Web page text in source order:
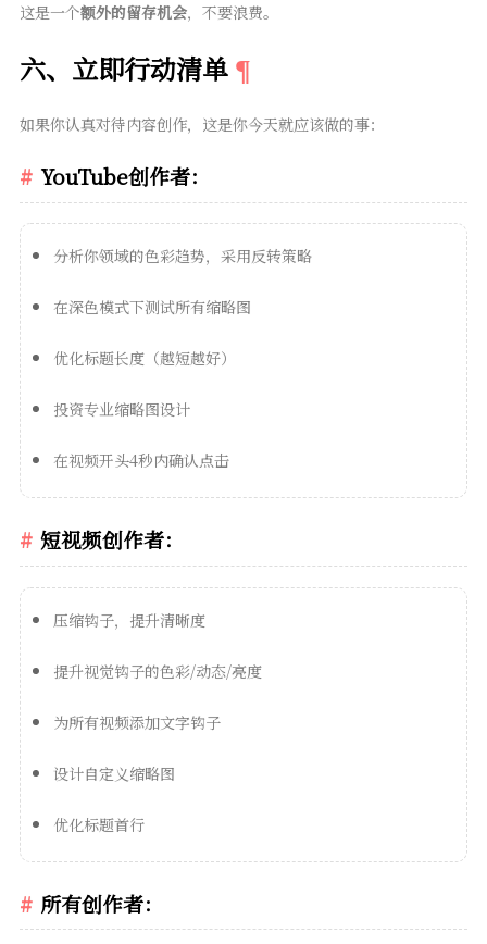
这是一个额外的留存机会，不要浪费。
六、立即行动清单
如果你认真对待内容创作，这是你今天就应该做的事：
YouTube创作者：
分析你领域的色彩趋势，采用反转策略
在深色模式下测试所有缩略图
优化标题长度（越短越好）
投资专业缩略图设计
在视频开头4秒内确认点击
短视频创作者：
压缩钩子，提升清晰度
提升视觉钩子的色彩/动态/亮度
为所有视频添加文字钩子
设计自定义缩略图
优化标题首行
所有创作者：